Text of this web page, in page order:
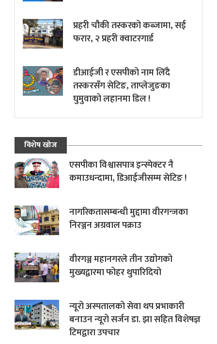
प्रहरी चौकी तस्करको कब्जामा, सई
फरार, २ प्रहरी क्वाटरगार्ड
डीआईजी र एसपीको नाम लिँदै
तस्करसँग सेटिङ, ताप्लेजुङका
घुमुवाको लहानमा डिल !
विशेष खोज
एसपीका विश्वासपात्र इन्स्पेक्टर नै
कमाउधन्दामा, डिआईजीसम्म सेटिङ !
नागरिकतासम्बन्धी मुद्दामा वीरगन्जका
निरञ्जन अग्रवाल पक्राउ
वीरगञ्ज महानगरले तीन उद्योगको
मुख्यद्वारमा फोहर थुपारिदियो
न्यूरो अस्पतालको सेवा थप प्रभाकारी
बनाउन न्यूरो सर्जन डा. झा सहित विशेषज्ञ
टिमद्वारा उपचार